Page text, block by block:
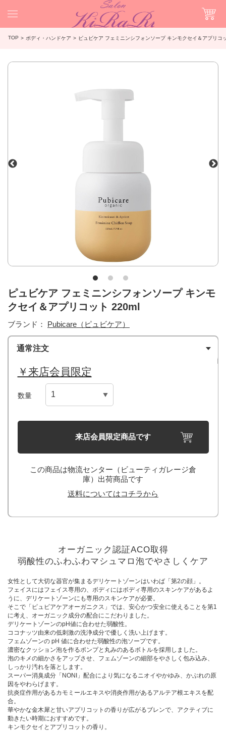
TOP ボディ・ハンドケア ピュビケア フェミニンシフォンソープ キンモクセイ＆アプリコ
ピュビケア フェミニンシフォンソープ キンモ
クセイ＆アプリコット 220ml
ブランド： Pubicare（ピュビケア）
通常注文
￥来店会員限定
数量
来店会員限定商品です
この商品は物流センター（ビューティガレージ倉
庫）出荷商品です
送料についてはコチラから
オーガニック認証ACO取得
弱酸性のふわふわマシュマロ泡でやさしくケア
女性として大切な器官が集まるデリケートゾーンはいわば「第2の顔」。
フェイスにはフェイス専用の、ボディにはボディ専用のスキンケアがあるよ
うに、デリケートゾーンにも専用のスキンケアが必要。
そこで「ピュビアケアオーガニクス」では、安心かつ安全に使えることを第1
に考え、オーガニック成分の配合にこだわりました。
デリケートゾーンのpH値に合わせた弱酸性。
ココナッツ由来の低刺激の洗浄成分で優しく洗い上げます。
フェムゾーンの pH 値に合わせた弱酸性の泡ソープです。
濃密なクッション泡を作るポンプと丸みのあるボトルを採用しました。
泡のキメの細かさをアップさせ、フェムゾーンの細部をやさしく包み込み、
しっかり汚れを落とします。
スーパー消臭成分「NONI」配合により気になるニオイやかゆみ、かぶれの原
因をやわらげます。
抗炎症作用があるカモミールエキスや消炎作用があるアルテア根エキスを配
合。
華やかな金木犀と甘いアプリコットの香りが広がるブレンで、アクティブに
動きたい時期におすすめです。
キンモクセイとアプリコットの香り。